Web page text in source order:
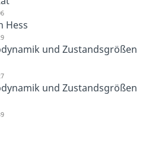
Hess
und Zustandsgrößen
und Zustandsgrößen